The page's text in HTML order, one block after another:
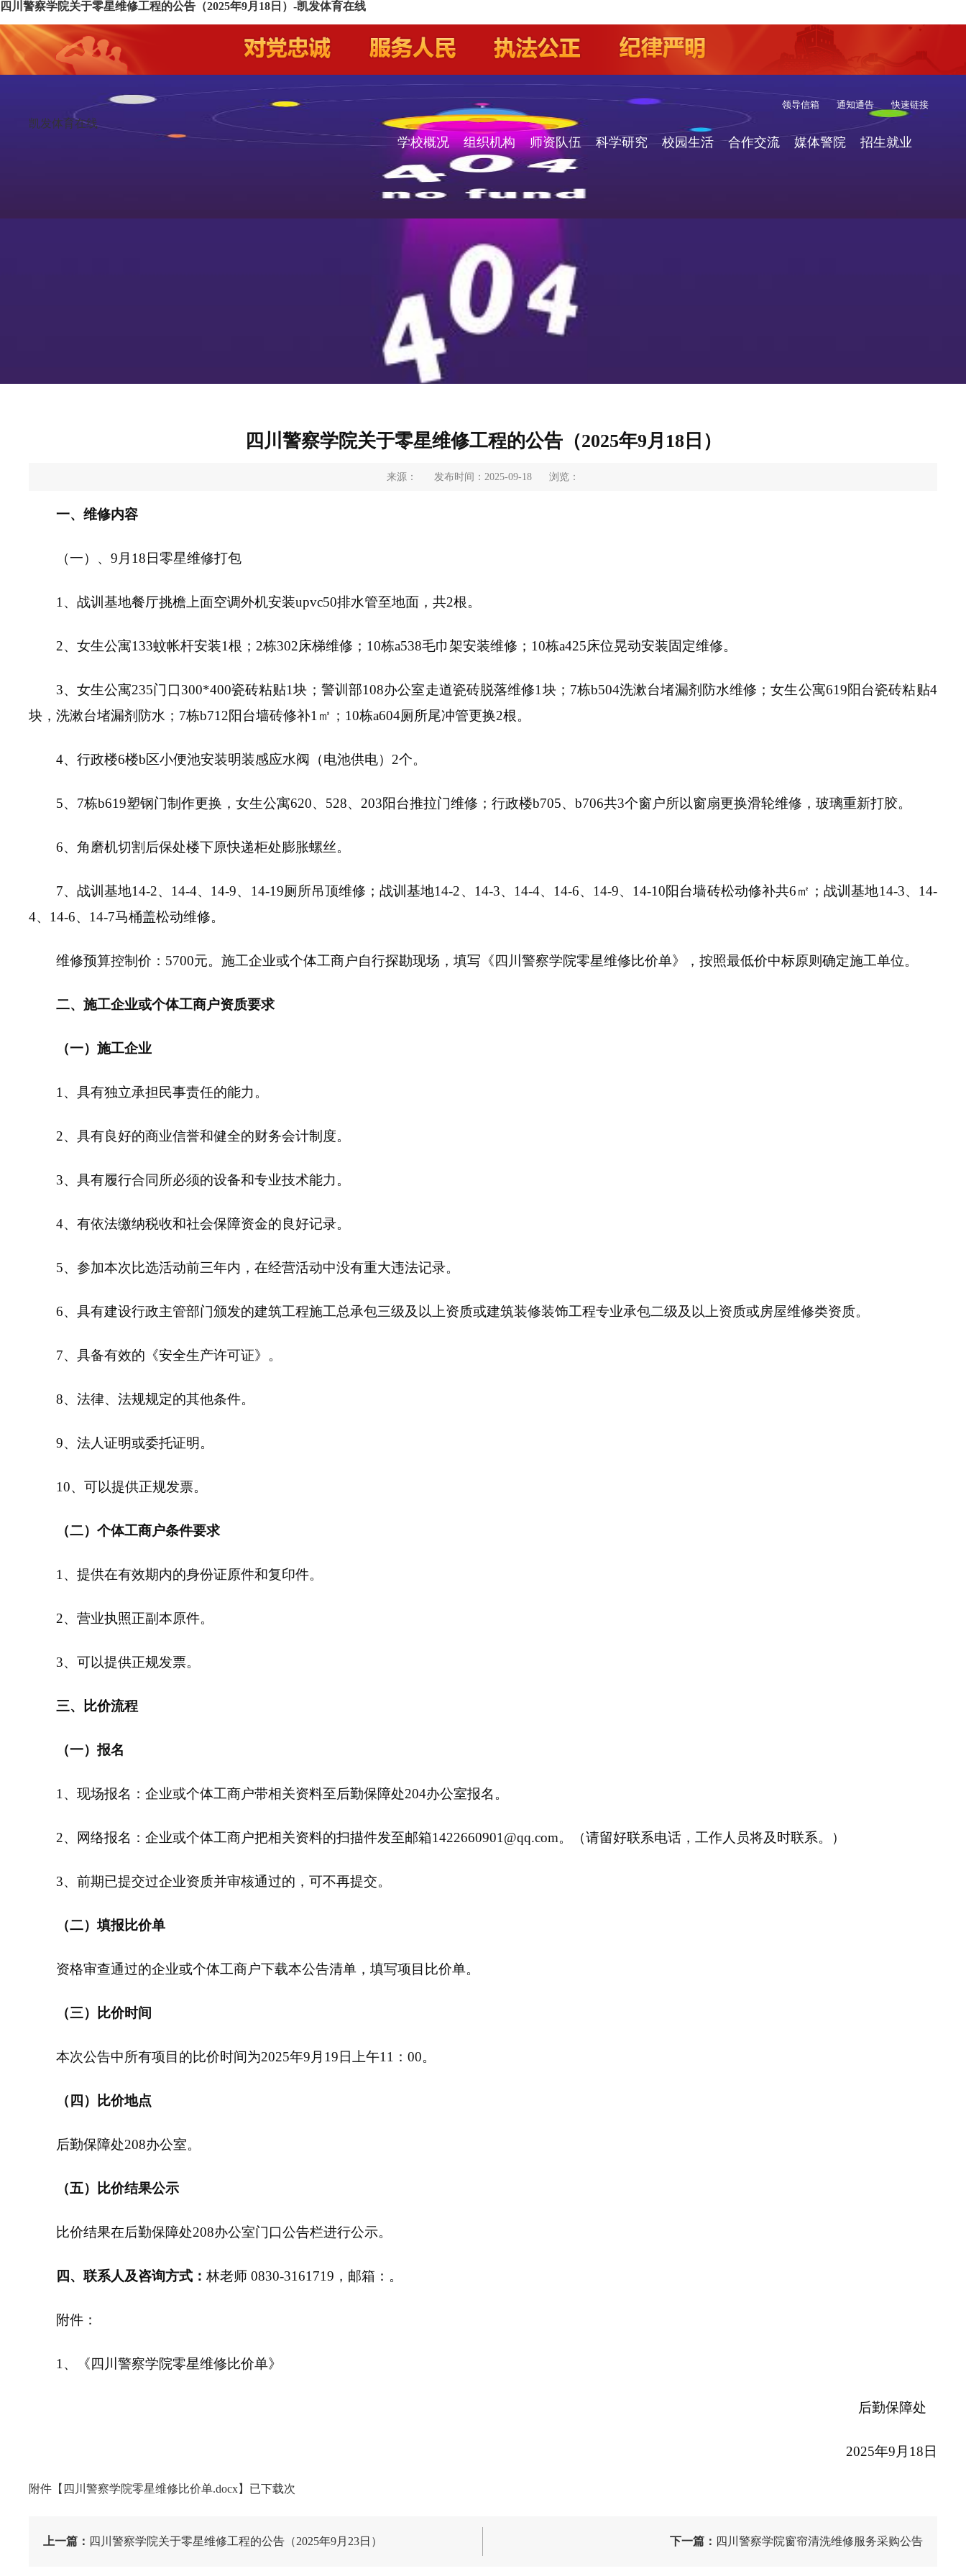
四川警察学院关于零星维修工程的公告（2025年9月18日）-凯发体育在线
凯发体育在线
领导信箱 通知通告 快速链接
学校概况 组织机构 师资队伍 科学研究 校园生活 合作交流 媒体警院 招生就业
四川警察学院关于零星维修工程的公告（2025年9月18日）
来源： 发布时间：2025-09-18 浏览：
一、维修内容
（一）、9月18日零星维修打包
1、战训基地餐厅挑檐上面空调外机安装upvc50排水管至地面，共2根。
2、女生公寓133蚊帐杆安装1根；2栋302床梯维修；10栋a538毛巾架安装维修；10栋a425床位晃动安装固定维修。
3、女生公寓235门口300*400瓷砖粘贴1块；警训部108办公室走道瓷砖脱落维修1块；7栋b504洗漱台堵漏剂防水维修；女生公寓619阳台瓷砖粘贴4
块，洗漱台堵漏剂防水；7栋b712阳台墙砖修补1㎡；10栋a604厕所尾冲管更换2根。
4、行政楼6楼b区小便池安装明装感应水阀（电池供电）2个。
5、7栋b619塑钢门制作更换，女生公寓620、528、203阳台推拉门维修；行政楼b705、b706共3个窗户所以窗扇更换滑轮维修，玻璃重新打胶。
6、角磨机切割后保处楼下原快递柜处膨胀螺丝。
7、战训基地14-2、14-4、14-9、14-19厕所吊顶维修；战训基地14-2、14-3、14-4、14-6、14-9、14-10阳台墙砖松动修补共6㎡；战训基地14-3、14-
4、14-6、14-7马桶盖松动维修。
维修预算控制价：5700元。施工企业或个体工商户自行探勘现场，填写《四川警察学院零星维修比价单》，按照最低价中标原则确定施工单位。
二、施工企业或个体工商户资质要求
（一）施工企业
1、具有独立承担民事责任的能力。
2、具有良好的商业信誉和健全的财务会计制度。
3、具有履行合同所必须的设备和专业技术能力。
4、有依法缴纳税收和社会保障资金的良好记录。
5、参加本次比选活动前三年内，在经营活动中没有重大违法记录。
6、具有建设行政主管部门颁发的建筑工程施工总承包三级及以上资质或建筑装修装饰工程专业承包二级及以上资质或房屋维修类资质。
7、具备有效的《安全生产许可证》。
8、法律、法规规定的其他条件。
9、法人证明或委托证明。
10、可以提供正规发票。
（二）个体工商户条件要求
1、提供在有效期内的身份证原件和复印件。
2、营业执照正副本原件。
3、可以提供正规发票。
三、比价流程
（一）报名
1、现场报名：企业或个体工商户带相关资料至后勤保障处204办公室报名。
2、网络报名：企业或个体工商户把相关资料的扫描件发至邮箱1422660901@qq.com。（请留好联系电话，工作人员将及时联系。）
3、前期已提交过企业资质并审核通过的，可不再提交。
（二）填报比价单
资格审查通过的企业或个体工商户下载本公告清单，填写项目比价单。
（三）比价时间
本次公告中所有项目的比价时间为2025年9月19日上午11：00。
（四）比价地点
后勤保障处208办公室。
（五）比价结果公示
比价结果在后勤保障处208办公室门口公告栏进行公示。
四、联系人及咨询方式： 林老师 0830-3161719，邮箱：。
附件：
1、《四川警察学院零星维修比价单》
后勤保障处
2025年9月18日
附件【 四川警察学院零星维修比价单.docx】已下载次
上一篇： 四川警察学院关于零星维修工程的公告（2025年9月23日） 下一篇： 四川警察学院窗帘清洗维修服务采购公告